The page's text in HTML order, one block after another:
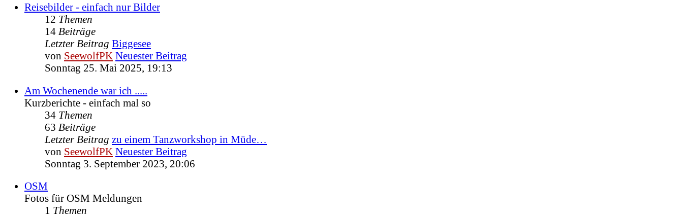
Reisebilder - einfach nur Bilder
12 Themen
14 Beiträge
Letzter Beitrag Biggesee
von SeewolfPK Neuester Beitrag
Sonntag 25. Mai 2025, 19:13
Am Wochenende war ich .....
Kurzberichte - einfach mal so
34 Themen
63 Beiträge
Letzter Beitrag zu einem Tanzworkshop in Müde…
von SeewolfPK Neuester Beitrag
Sonntag 3. September 2023, 20:06
OSM
Fotos für OSM Meldungen
1 Themen